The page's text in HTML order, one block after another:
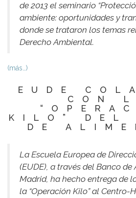
de 2013 el seminario
ambiente: oportunidades y
donde se trataron los temas
Derecho Ambiental.
(más…)
EUDE
CON
KILO” DEL
DE
La Escuela Europea de
(EUDE), a través del Banco de
Madrid, ha hecho entrega de
la “Operación Kilo” al Centro-